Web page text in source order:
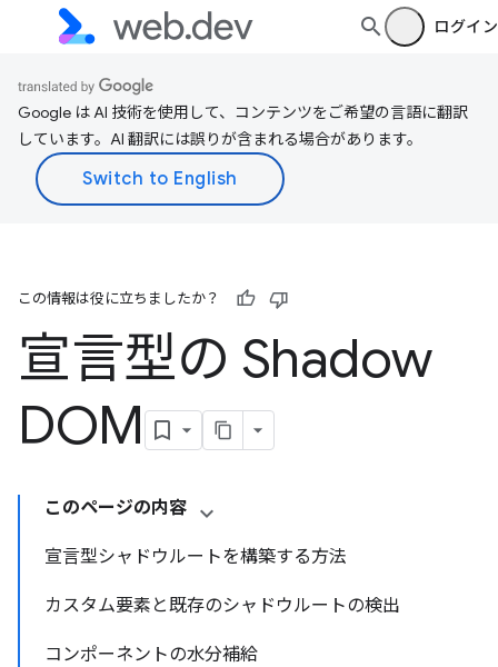
ログイン
Google は AI 技術を使用して、コンテンツをご希望の言語に翻訳
しています。AI 翻訳には誤りが含まれる場合があります。
この情報は役に立ちましたか？
宣言型の Shadow
DOM
このページの内容
宣言型シャドウルートを構築する方法
カスタム要素と既存のシャドウルートの検出
コンポーネントの水分補給